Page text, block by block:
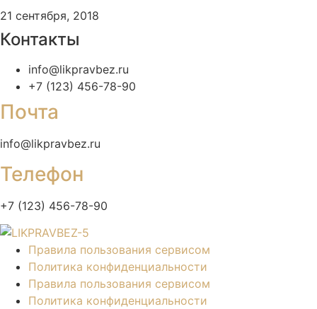
21 сентября, 2018
Контакты
info@likpravbez.ru
+7 (123) 456-78-90
Почта
info@likpravbez.ru
Телефон
+7 (123) 456-78-90
Правила пользования сервисом
Политика конфиденциальности
Правила пользования сервисом
Политика конфиденциальности